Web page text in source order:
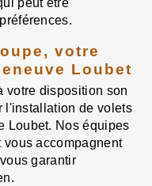
peut être
votre
Loubet
votre disposition son
l'installation de volets
Loubet. Nos équipes
accompagnent
garantir